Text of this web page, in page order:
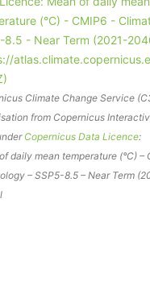
Climate Change Service
from Copernicus
Copernicus Data Licence:
daily mean temperature (°C) –
– SSP5-8.5 – Near Term